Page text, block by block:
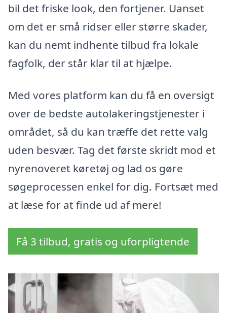
bil det friske look, den fortjener. Uanset
om det er små ridser eller større skader,
kan du nemt indhente tilbud fra lokale
fagfolk, der står klar til at hjælpe.
Med vores platform kan du få en oversigt
over de bedste autolakeringstjenester i
området, så du kan træffe det rette valg
uden besvær. Tag det første skridt mod et
nyrenoveret køretøj og lad os gøre
søgeprocessen enkel for dig. Fortsæt med
at læse for at finde ud af mere!
Få 3 tilbud, gratis og uforpligtende